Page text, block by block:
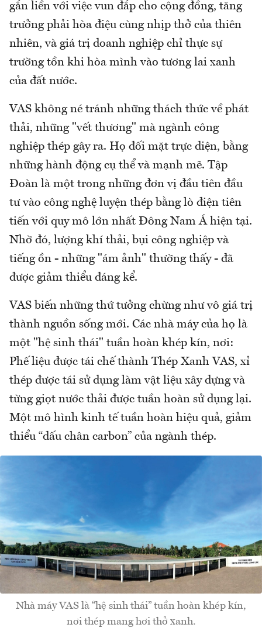
gắn liền với việc vun đắp cho cộng đồng, tăng
trưởng phải hòa điệu cùng nhịp thở của thiên
nhiên, và giá trị doanh nghiệp chỉ thực sự
trường tồn khi hòa mình vào tương lai xanh
của đất nước.
VAS không né tránh những thách thức về phát
thải, những "vết thương" mà ngành công
nghiệp thép gây ra. Họ đối mặt trực diện, bằng
những hành động cụ thể và mạnh mẽ. Tập
Đoàn là một trong những đơn vị đầu tiên đầu
tư vào công nghệ luyện thép bằng lò điện tiên
tiến với quy mô lớn nhất Đông Nam Á hiện tại.
Nhờ đó, lượng khí thải, bụi công nghiệp và
tiếng ồn - những "ám ảnh" thường thấy - đã
được giảm thiểu đáng kể.
VAS biến những thứ tưởng chừng như vô giá trị
thành nguồn sống mới. Các nhà máy của họ là
một "hệ sinh thái" tuần hoàn khép kín, nơi:
Phế liệu được tái chế thành Thép Xanh VAS, xỉ
thép được tái sử dụng làm vật liệu xây dựng và
từng giọt nước thải được tuần hoàn sử dụng lại.
Một mô hình kinh tế tuần hoàn hiệu quả, giảm
thiểu “dấu chân carbon” của ngành thép.
Nhà máy VAS là “hệ sinh thái” tuần hoàn khép kín,
nơi thép mang hơi thở xanh.